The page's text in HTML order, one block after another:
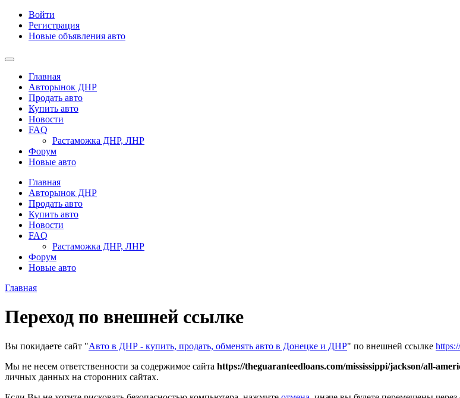
Войти
Регистрация
Новые объявления авто
Главная
Авторынок ДНР
Продать авто
Купить авто
Новости
FAQ
Растаможка ДНР, ЛНР
Форум
Новые авто
Главная
Авторынок ДНР
Продать авто
Купить авто
Новости
FAQ
Растаможка ДНР, ЛНР
Форум
Новые авто
Главная
Переход по внешней ссылке
Вы покидаете сайт "Авто в ДНР - купить, продать, обменять авто в Донецке и ДНР" по внешней ссылке
Мы не несем ответственности за содержимое сайта https://theguaranteedloans.com/mississippi/jackson/all-
личных данных на сторонних сайтах.